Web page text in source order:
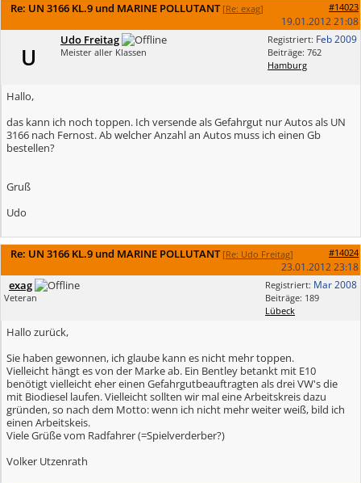
Re: UN 3166 KL.9 und MARINE POLLUTANT [Re: exag] #14023
19.01.201221:08
Registriert: Feb 2009
Beiträge: 762
Hamburg
U
Udo Freitag
Meister aller Klassen
Hallo,
das kann ich noch toppen. Ich versende als Gefahrgut nur Autos als UN
3166 nach Fernost. Ab welcher Anzahl an Autos muss ich einen Gb
bestellen?
Gruß
Udo
Re: UN 3166 KL.9 und MARINE POLLUTANT [Re: Udo Freitag] #14024
23.01.201223:18
Registriert: Mar 2008
Beiträge: 189
Lübeck
exag
Veteran
Hallo zurück,
Sie haben gewonnen, ich glaube kann es nicht mehr toppen.
Vielleicht hängt es von der Marke ab. Ein Bentley betankt mit E10
benötigt vielleicht eher einen Gefahrgutbeauftragten als drei VW's die
mit Biodiesel laufen. Vielleicht sollten wir mal eine Arbeitskreis dazu
gründen, so nach dem Motto: wenn ich nicht mehr weiter weiß, bild ich
einen Arbeitskeis.
Viele Grüße vom Radfahrer (=Spielverderber?)
Volker Utzenrath